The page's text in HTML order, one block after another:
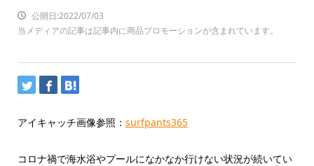
公開日:2022/07/03
当メディアの記事は記事内に商品プロモーションが含まれています。
アイキャッチ画像参照： surfpants365
コロナ禍で海水浴やプールになかなか行けない状況が続いてい